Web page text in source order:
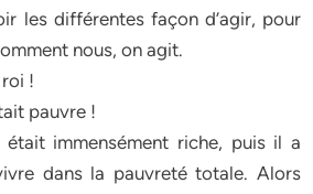
les différentes façon d’agir, pour
nous, on agit.
!
pauvre !
était immensément riche, puis il a
dans la pauvreté totale. Alors